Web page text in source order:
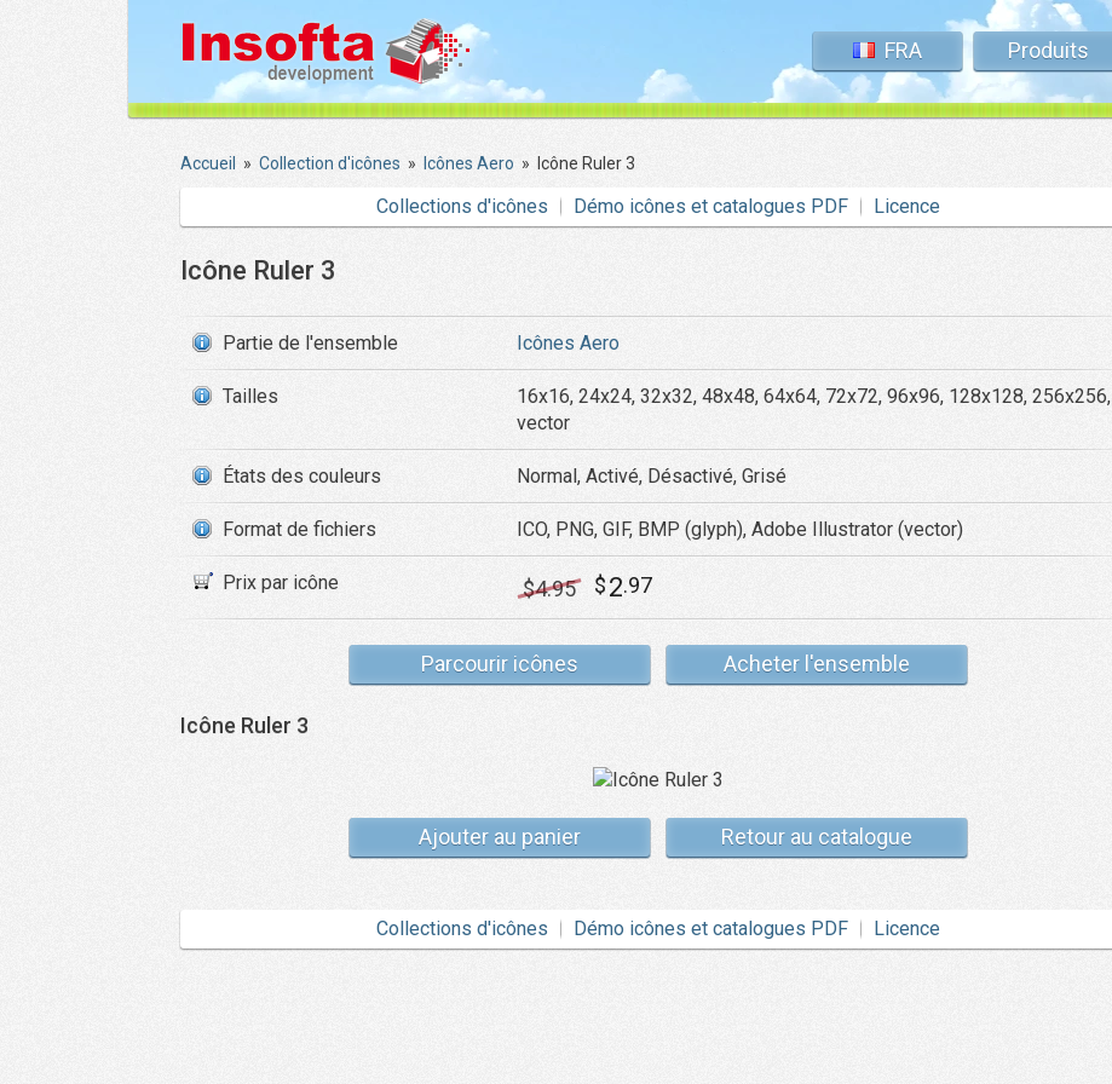
FRA Produits
Accueil » Collection d'icônes » Icônes Aero » Icône Ruler 3
Collections d'icônes Démo icônes et catalogues PDF Licence
Icône Ruler 3
Partie de l'ensemble Icônes Aero
Tailles
16x16, 24x24, 32x32, 48x48, 64x64, 72x72, 96x96, 128x128, 256x256,
vector
États des couleurs Normal, Activé, Désactivé, Grisé
Format de fichiers ICO, PNG, GIF, BMP (glyph), Adobe Illustrator (vector)
Prix par icône $4.95 $2.97
Parcourir icônes Acheter l'ensemble
Icône Ruler 3
Ajouter au panier Retour au catalogue
Collections d'icônes Démo icônes et catalogues PDF Licence